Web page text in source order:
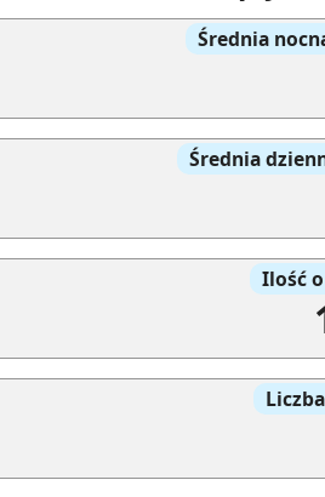
Średnia
Średnia
Ilość